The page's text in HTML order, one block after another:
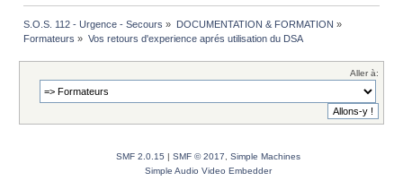
S.O.S. 112 - Urgence - Secours » DOCUMENTATION & FORMATION »
Formateurs » Vos retours d'experience aprés utilisation du DSA
Aller à:
SMF 2.0.15 | SMF © 2017
Simple Machines
Simple Audio Video Embedder